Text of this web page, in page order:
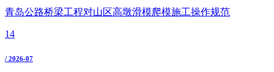
青岛公路桥梁工程对山区高墩滑模爬模施工操作规范
14
/ 2026-07